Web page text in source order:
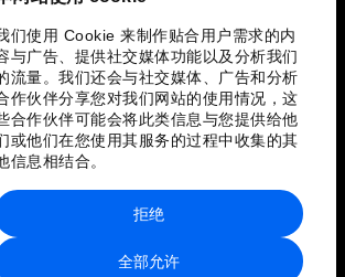
们使用 Cookie 来制作贴合用户需求的内
与广告、提供社交媒体功能以及分析我们
流量。我们还会与社交媒体、广告和分析
作伙伴分享您对我们网站的使用情况，这
合作伙伴可能会将此类信息与您提供给他
或他们在您使用其服务的过程中收集的其
信息相结合。
全部允许
拒绝
語